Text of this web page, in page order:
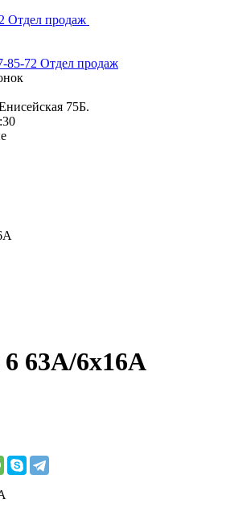
Отдел продаж
85-72 Отдел продаж
75Б.
63А/6х16А